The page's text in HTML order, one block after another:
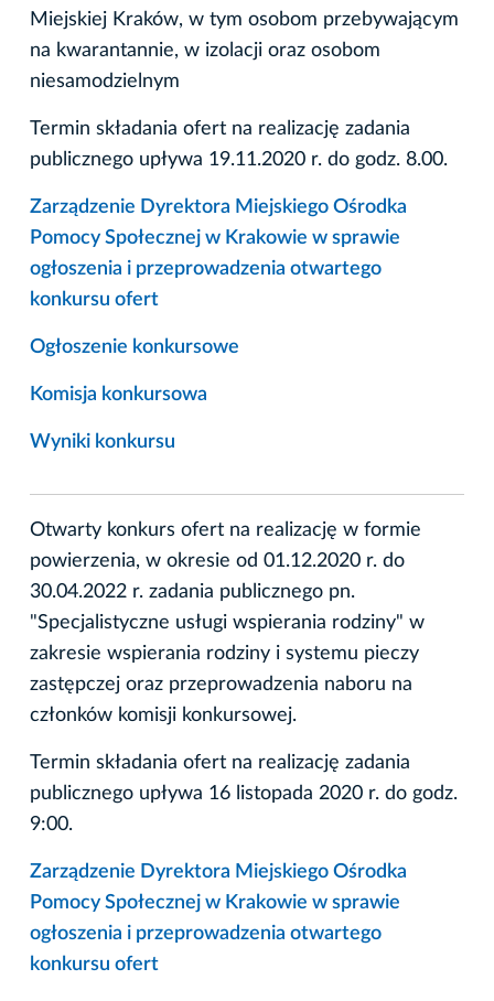
Miejskiej Kraków, w tym osobom przebywającym
na kwarantannie, w izolacji oraz osobom
niesamodzielnym
Termin składania ofert na realizację zadania
publicznego upływa 19.11.2020 r. do godz. 8.00.
Zarządzenie Dyrektora Miejskiego Ośrodka
Pomocy Społecznej w Krakowie w sprawie
ogłoszenia i przeprowadzenia otwartego
konkursu ofert
Ogłoszenie konkursowe
Komisja konkursowa
Wyniki konkursu
Otwarty konkurs ofert na realizację w formie
powierzenia, w okresie od 01.12.2020 r. do
30.04.2022 r. zadania publicznego pn.
"Specjalistyczne usługi wspierania rodziny" w
zakresie wspierania rodziny i systemu pieczy
zastępczej oraz przeprowadzenia naboru na
członków komisji konkursowej.
Termin składania ofert na realizację zadania
publicznego upływa 16 listopada 2020 r. do godz.
9:00.
Zarządzenie Dyrektora Miejskiego Ośrodka
Pomocy Społecznej w Krakowie w sprawie
ogłoszenia i przeprowadzenia otwartego
konkursu ofert